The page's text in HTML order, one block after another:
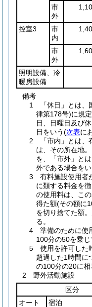
市
外
控室3
市
内
市
外
照明設備、冷
暖房設備
備考
1 「休日」とは、
律第178号)に規
日、日曜日及び
日をいう(次表に
2 「市内」とは、
は、その所在地
を、「市外」と
外である場合を
3 有料施設使用者
に類する料金を
の使用料は、こ
得た額(その額に
を切り捨てた額
る。
4 準備のために使
100分の50を乗じ
5 使用を許可した
超過した1時間に
の100分の20に相
2 野外活動施設
区分
オート
宿泊